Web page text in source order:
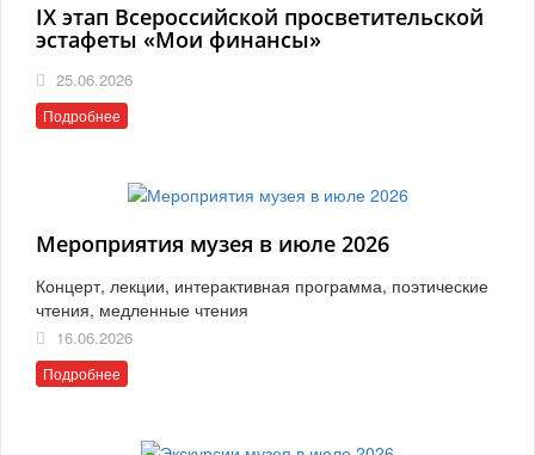
IX этап Всероссийской просветительской
эстафеты «Мои финансы»
25.06.2026
Подробнее
Мероприятия музея в июле 2026
Концерт, лекции, интерактивная программа, поэтические
чтения, медленные чтения
16.06.2026
Подробнее